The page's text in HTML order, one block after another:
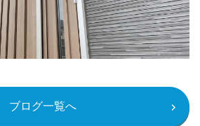
ブログ一覧へ